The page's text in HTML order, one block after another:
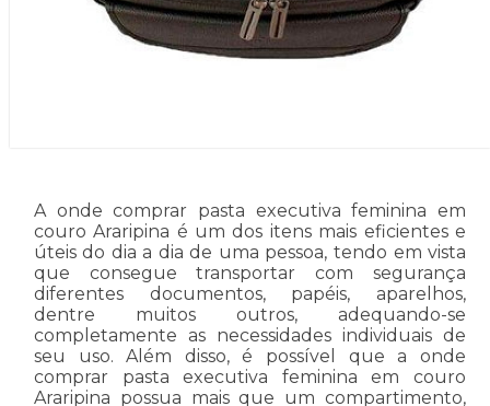
A onde comprar pasta executiva feminina em
couro Araripina é um dos itens mais eficientes e
úteis do dia a dia de uma pessoa, tendo em vista
que consegue transportar com segurança
diferentes documentos, papéis, aparelhos,
dentre muitos outros, adequando-se
completamente as necessidades individuais de
seu uso. Além disso, é possível que a onde
comprar pasta executiva feminina em couro
Araripina possua mais que um compartimento,